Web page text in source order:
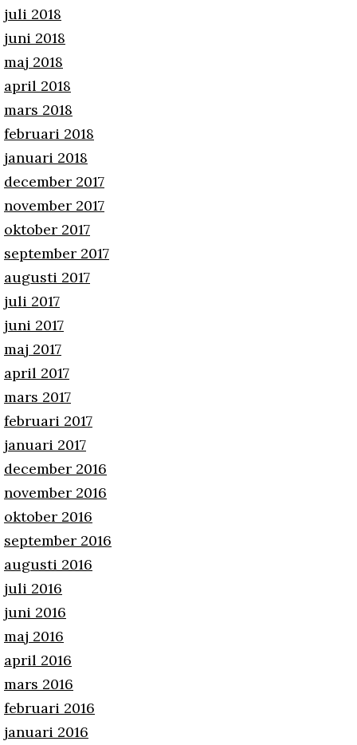
juli 2018
juni 2018
maj 2018
april 2018
mars 2018
februari 2018
januari 2018
december 2017
november 2017
oktober 2017
september 2017
augusti 2017
juli 2017
juni 2017
maj 2017
april 2017
mars 2017
februari 2017
januari 2017
december 2016
november 2016
oktober 2016
september 2016
augusti 2016
juli 2016
juni 2016
maj 2016
april 2016
mars 2016
februari 2016
januari 2016